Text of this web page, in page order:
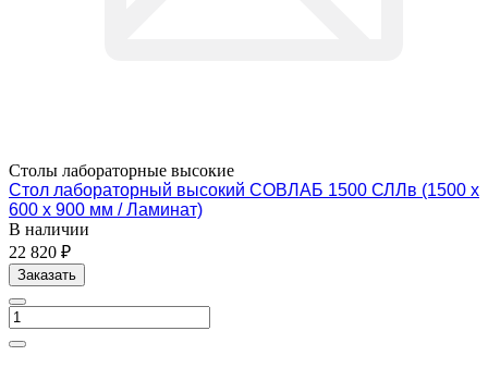
Столы лабораторные высокие
Стол лабораторный высокий СОВЛАБ 1500 СЛЛв (1500 х
600 х 900 мм / Ламинат)
В наличии
22 820 ₽
Заказать